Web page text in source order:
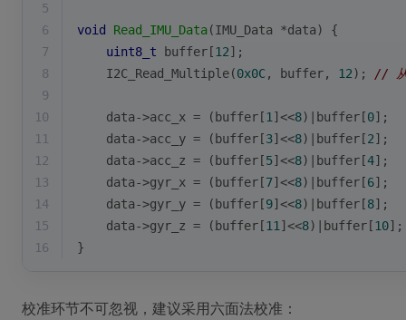
5
6
void Read_IMU_Data(IMU_Data *data)
{
7
uint8_t buffer[12];
8
    I2C_Read_Multiple(
0x0C, buffer, 12); // 从
9
10
    data->acc_x = (buffer[
1 ]<<8)|buffer[0];
11
    data->acc_y = (buffer[
3]<<8)|buffer[2];
12
    data->acc_z = (buffer[
5]<<8)|buffer[4];
13
    data->gyr_x = (buffer[
7]<<8)|buffer[6];
14
    data->gyr_y = (buffer[
9]<<8)|buffer[8];
15
    data->gyr_z = (buffer[
11 ]<<8)|buffer[10];
16
}
校准环节不可忽视，建议采用六面法校准：